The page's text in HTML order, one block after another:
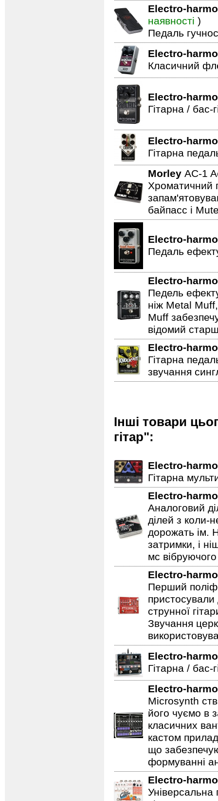
Electro-
наявності )
Педаль
Electro-
Класичний
Electro-
Гітарна /
Electro-
Гітарна
Morley AC-1
Хроматичний
байпасс і
Electro-
Педаль
Electro-
Педель
ніж Metal
Muff
відомий
Electro-
Гітарна
звучання
Інші товари
гітар":
Electro-
Гітарна
Electro-
Аналоговий
ділей з коли-
дорожать ім.
затримки, і
мс
Electro-
Перший
пристосували
струнної
Звучання
Electro-
Гітарна / бас-
Electro-
Microsynth
його чуємо в
класичних
кастом
що
формуванні
Electro-
Універсальна